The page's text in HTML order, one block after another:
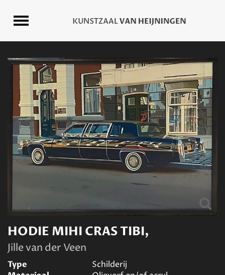
HODIE MIHI CRAS TIBI,
Jille van der Veen
Type
Schilderij